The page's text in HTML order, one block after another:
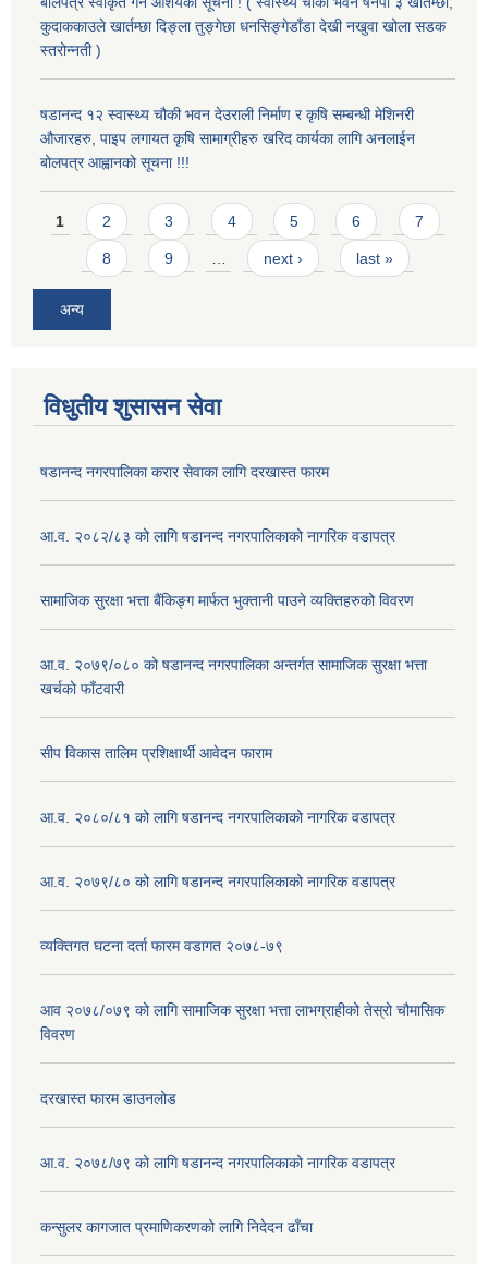
कुदाककाउले खार्तम्छा दिङ्ला तुङ्गेछा धनसिङ्गेडाँडा देखी नखुवा खोला सडक
स्तरोन्नती )
षडानन्द १२ स्वास्थ्य चौकी भवन देउराली निर्माण र कृषि सम्बन्धी मेशिनरी
औजारहरु, पाइप लगायत कृषि सामाग्रीहरु खरिद कार्यका लागि अनलाईन
बोलपत्र आह्वानको सूचना !!!
Pages
1 2 3 4 5 6 7
8 9 … next › last »
अन्य
विधुतीय शुसासन सेवा
षडानन्द नगरपालिका करार सेवाका लागि दरखास्त फारम
आ.व. २०८२/८३ को लागि षडानन्द नगरपालिकाको नागरिक वडापत्र
सामाजिक सुरक्षा भत्ता बैंकिङ्ग मार्फत भुक्तानी पाउने व्यक्तिहरुको विवरण
आ.व. २०७९/०८० को षडानन्द नगरपालिका अन्तर्गत सामाजिक सुरक्षा भत्ता
खर्चको फाँटवारी
सीप विकास तालिम प्रशिक्षार्थी आवेदन फाराम
आ.व. २०८०/८१ को लागि षडानन्द नगरपालिकाको नागरिक वडापत्र
आ.व. २०७९/८० को लागि षडानन्द नगरपालिकाको नागरिक वडापत्र
व्यक्तिगत घटना दर्ता फारम वडागत २०७८-७९
आव २०७८/०७९ को लागि सामाजिक सुरक्षा भत्ता लाभग्राहीको तेस्रो चौमासिक
विवरण
दरखास्त फारम डाउनलोड
आ.व. २०७८/७९ को लागि षडानन्द नगरपालिकाको नागरिक वडापत्र
कन्सुलर कागजात प्रमाणिकरणको लागि निदेदन ढाँचा